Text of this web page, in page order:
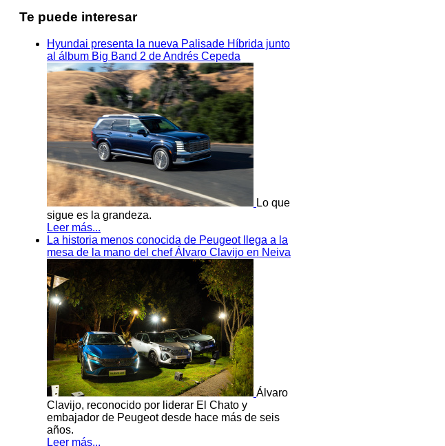
Te puede interesar
Hyundai presenta la nueva Palisade Híbrida junto
al álbum Big Band 2 de Andrés Cepeda
Lo que
sigue es la grandeza.
Leer más...
La historia menos conocida de Peugeot llega a la
mesa de la mano del chef Álvaro Clavijo en Neiva
Álvaro
Clavijo, reconocido por liderar El Chato y
embajador de Peugeot desde hace más de seis
años.
Leer más...